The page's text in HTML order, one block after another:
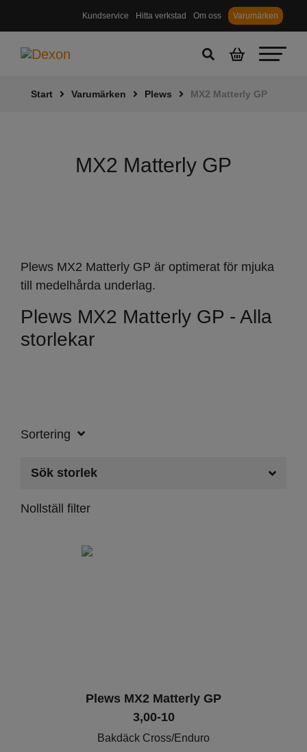
Kundservice Hitta verkstad Om oss Varumärken
Start Varumärken Plews MX2 Matterly GP
MX2 Matterly GP
Plews MX2 Matterly GP är optimerat för mjuka
till medelhårda underlag.
Plews MX2 Matterly GP - Alla
storlekar
Sortering
Sök storlek
Nollställ filter
Plews MX2 Matterly GP
3,00-10
Bakdäck Cross/Enduro